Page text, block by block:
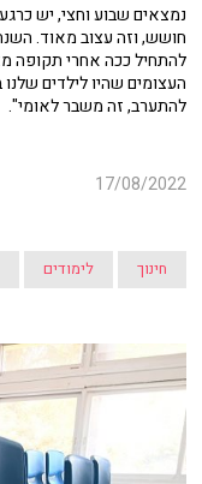
נמצאים שבוע וחצי, יש
חושש, וזה עצוב מאוד.
להתחיל ככה אחרי תקופה
העצומים שהיו לילדים
להתערב, זה משבר לאומי".
17/08/2022
חינוך לימודים